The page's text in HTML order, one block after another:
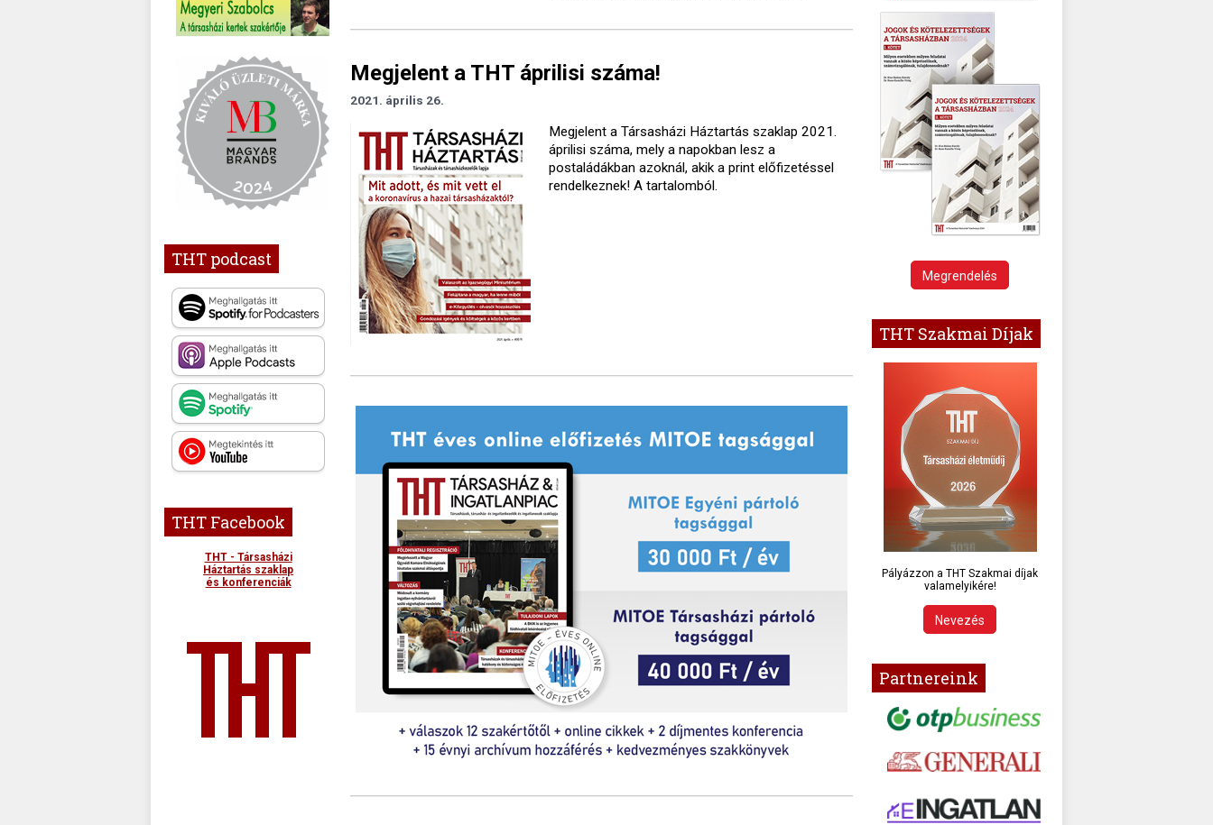
THT podcast
THT Facebook
THT - Társasházi
Háztartás szaklap
és konferenciák
Megjelent a THT áprilisi száma!
2021. április 26.
Megjelent a Társasházi Háztartás szaklap 2021.
áprilisi száma, mely a napokban lesz a
postaládákban azoknál, akik a print előfizetéssel
rendelkeznek! A tartalomból.
Megrendelés
THT Szakmai Díjak
Pályázzon a THT Szakmai díjak
valamelyikére!
Nevezés
Partnereink